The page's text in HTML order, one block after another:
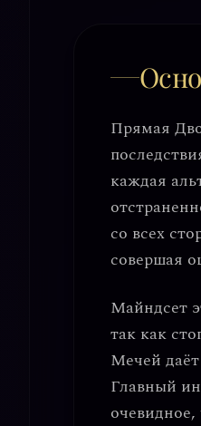
Прямая
каждая
со всех
совершая
Майндсет
так как
Мечей
Главный